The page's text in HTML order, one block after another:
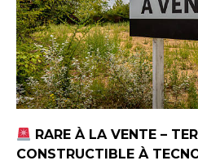
RARE À LA VENTE –
CONSTRUCTIBLE À